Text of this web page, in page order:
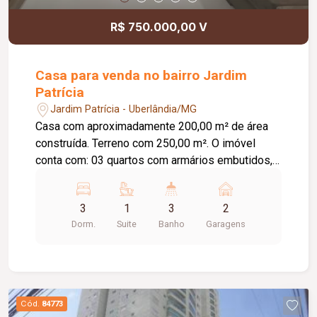
R$ 750.000,00 V
Casa para venda no bairro Jardim
Patrícia
Jardim Patrícia - Uberlândia/MG
Casa com aproximadamente 200,00 m² de área
construída. Terreno com 250,00 m². O imóvel
conta com: 03 quartos com armários embutidos,
Lavabo; Banheiro social; Cozinha com armários
embutidos; Área de serviço; Espaço gourmet com
churrasqueira, balcão e painel para TV; 02 vagas
distribuídos, proporcionando conforto,
funcionalidade e excelente padrão de
3
Dorm.
1
Suite
3
Banho
2
Garagens
Cód. 84773